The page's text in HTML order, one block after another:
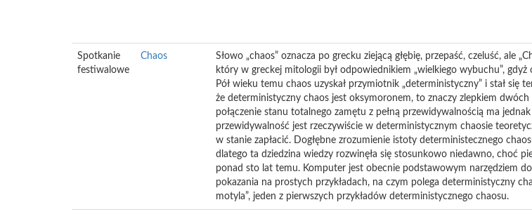
Spotkanie
festiwalowe
Chaos
Słowo „chaos” oznacza po grecku ziejącą głębię, przepaść, czeluść, ale
który w greckej mitologii był odpowiednikiem „wielkiego wybuchu”, gdyż
Pół wieku temu chaos uzyskał przymiotnik „deterministyczny” i stał się
że deterministyczny chaos jest oksymoronem, to znaczy zlepkiem
połączenie stanu totalnego zamętu z pełną przewidywalnością ma jednak
przewidywalność jest rzeczywiście w deterministycznym chaosie
w stanie zapłacić. Dogłębne zrozumienie istoty deterministecznego
dlatego ta dziedzina wiedzy rozwinęła się stosunkowo niedawno, choć
ponad sto lat temu. Komputer jest obecnie podstawowym narzędziem
pokazania na prostych przykładach, na czym polega deterministyczny
motyla”, jeden z pierwszych przykładów deterministycznego chaosu.